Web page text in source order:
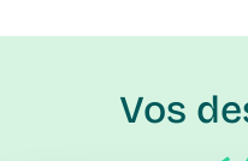
Vos